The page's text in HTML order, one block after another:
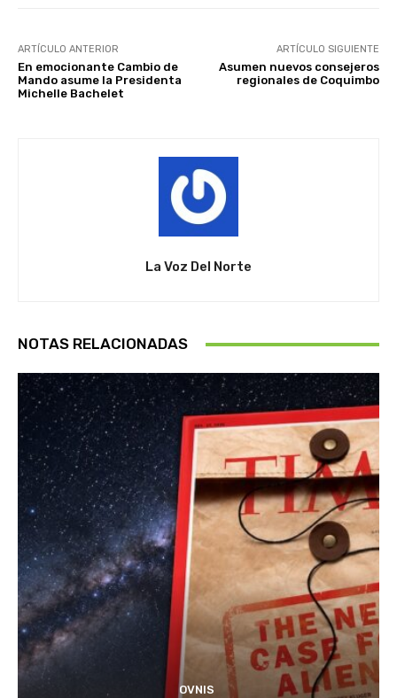
ARTÍCULO ANTERIOR
En emocionante Cambio de
Mando asume la Presidenta
Michelle Bachelet
ARTÍCULO SIGUIENTE
Asumen nuevos consejeros
regionales de Coquimbo
La Voz Del Norte
NOTAS RELACIONADAS
OVNIS